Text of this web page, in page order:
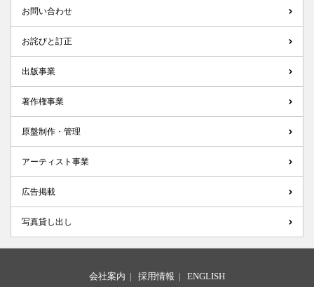
お問い合わせ
お詫びと訂正
出版事業
著作権事業
原盤制作・管理
アーティスト事業
広告掲載
写真貸し出し
会社案内 | 採用情報 | ENGLISH